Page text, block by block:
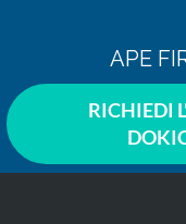
APE
RICHIEDI